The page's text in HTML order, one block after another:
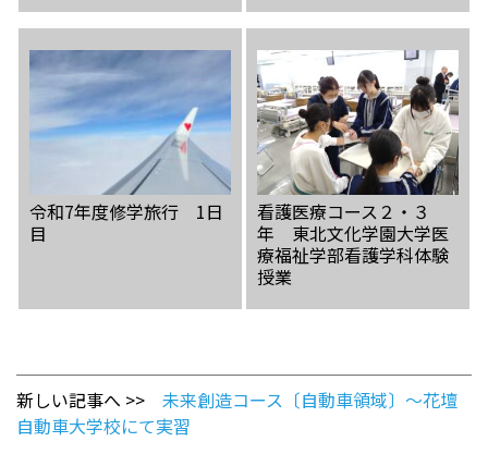
令和7年度修学旅行 1日
目
看護医療コース２・３
年 東北文化学園大学医
療福祉学部看護学科体験
授業
新しい記事へ >> 未来創造コース〔自動車領域〕～花壇
自動車大学校にて実習